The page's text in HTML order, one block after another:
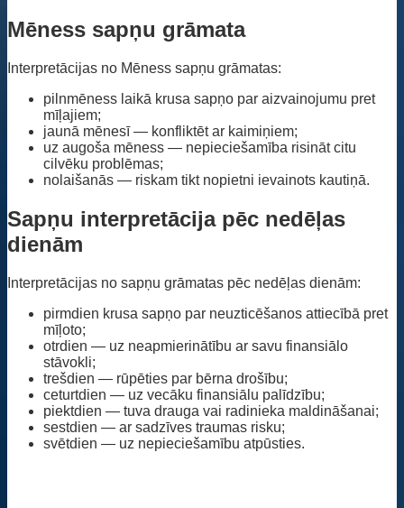
Mēness sapņu grāmata
Interpretācijas no Mēness sapņu grāmatas:
pilnmēness laikā krusa sapņo par aizvainojumu pret
mīļajiem;
jaunā mēnesī — konfliktēt ar kaimiņiem;
uz augoša mēness — nepieciešamība risināt citu
cilvēku problēmas;
nolaišanās — riskam tikt nopietni ievainots kautiņā.
Sapņu interpretācija pēc nedēļas
dienām
Interpretācijas no sapņu grāmatas pēc nedēļas dienām:
pirmdien krusa sapņo par neuzticēšanos attiecībā pret
mīļoto;
otrdien — uz neapmierinātību ar savu finansiālo
stāvokli;
trešdien — rūpēties par bērna drošību;
ceturtdien — uz vecāku finansiālu palīdzību;
piektdien — tuva drauga vai radinieka maldināšanai;
sestdien — ar sadzīves traumas risku;
svētdien — uz nepieciešamību atpūsties.